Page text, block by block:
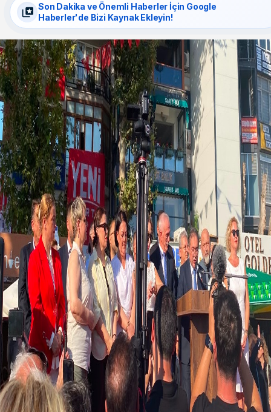
Son Dakika ve Önemli Haberler İçin Google
Haberler'de Bizi Kaynak Ekleyin!